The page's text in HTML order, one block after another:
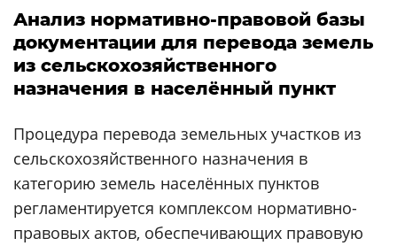
Анализ нормативно-правовой базы
документации для перевода земель
из сельскохозяйственного
назначения в населённый пункт
Процедура перевода земельных участков из
сельскохозяйственного назначения в
категорию земель населённых пунктов
регламентируется комплексом нормативно-
правовых актов, обеспечивающих правовую